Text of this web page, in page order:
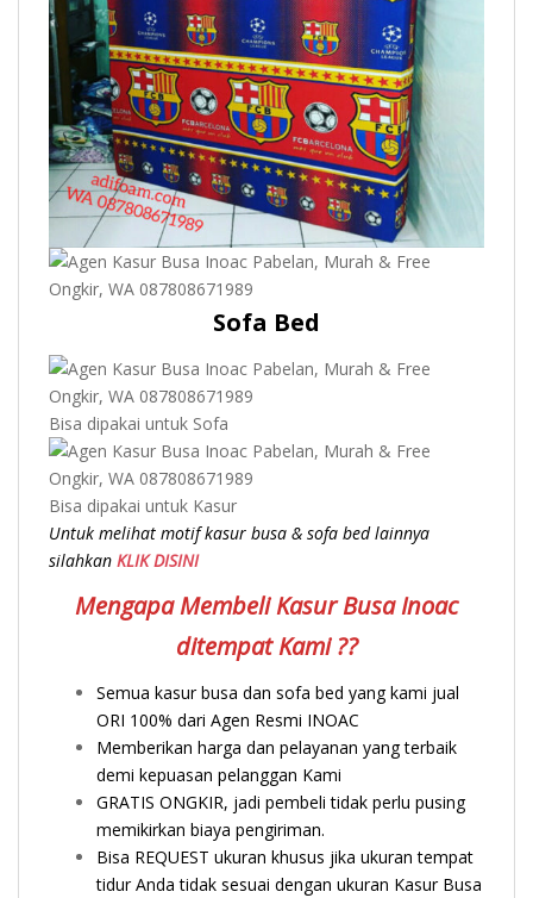
Sofa Bed
Bisa dipakai untuk Sofa
Bisa dipakai untuk Kasur
Untuk melihat motif kasur busa & sofa bed lainnya
silahkan KLIK DISINI
Mengapa Membeli Kasur Busa Inoac
ditempat Kami ??
Semua kasur busa dan sofa bed yang kami jual
ORI 100% dari Agen Resmi INOAC
Memberikan harga dan pelayanan yang terbaik
demi kepuasan pelanggan Kami
GRATIS ONGKIR, jadi pembeli tidak perlu pusing
memikirkan biaya pengiriman.
Bisa REQUEST ukuran khusus jika ukuran tempat
tidur Anda tidak sesuai dengan ukuran Kasur Busa